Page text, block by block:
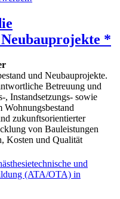
*
und Neubauprojekte.
Betreuung und
, Instandsetzungs- sowie
Wohnungsbestand
zukunftsorientierter
von Bauleistungen
Kosten und Qualität